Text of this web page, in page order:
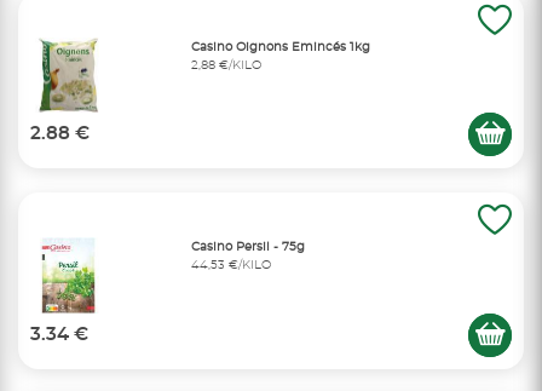
Casino Oignons Emincés 1kg
2,88 €/KILO
2.88 €
Casino Persil - 75g
44,53 €/KILO
3.34 €